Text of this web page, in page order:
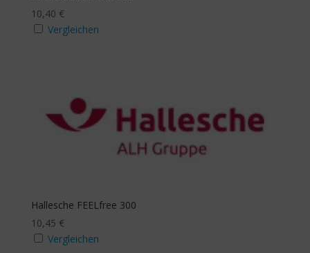
Stichwortsuche
10,40 €
Vergleichen
Hallesche FEELfree 300
10,45 €
Vergleichen